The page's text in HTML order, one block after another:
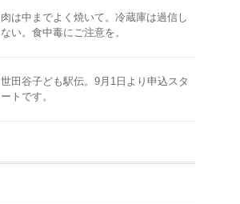
肉は中までよく焼いて。冷蔵庫は過信し
ない。食中毒にご注意を。
世田谷子ども駅伝。9月1日より申込スタ
ートです。